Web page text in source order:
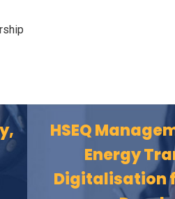
HSEQ
Energy
Digitalisation